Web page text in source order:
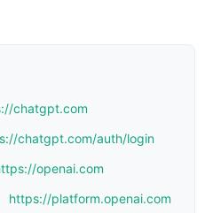
chatgpt.com
chatgpt.com/auth/login
openai.com
https://platform.openai.com